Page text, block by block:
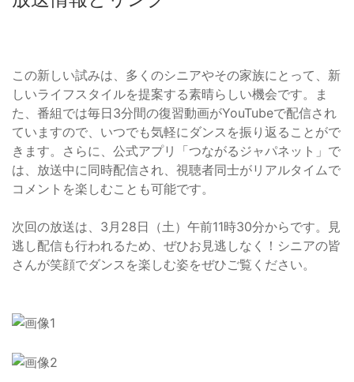
この新しい試みは、多くのシニアやその家族にとって、新
しいライフスタイルを提案する素晴らしい機会です。ま
た、番組では毎日3分間の復習動画がYouTubeで配信され
ていますので、いつでも気軽にダンスを振り返ることがで
きます。さらに、公式アプリ「つながるジャパネット」で
は、放送中に同時配信され、視聴者同士がリアルタイムで
コメントを楽しむことも可能です。
次回の放送は、3月28日（土）午前11時30分からです。見
逃し配信も行われるため、ぜひお見逃しなく！シニアの皆
さんが笑顔でダンスを楽しむ姿をぜひご覧ください。